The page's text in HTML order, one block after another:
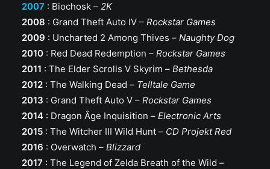
2007 : Biochosk – 2K
2008 : Grand Theft Auto IV – Rockstar Games
2009 : Uncharted 2 Among Thives – Naughty Dog
2010 : Red Dead Redemption – Rockstar Games
2011 : The Elder Scrolls V Skyrim – Bethesda
2012 : The Walking Dead – Telltale Game
2013 : Grand Theft Auto V – Rockstar Games
2014 : Dragon Âge Inquisition – Electronic Arts
2015 : The Witcher III Wild Hunt – CD Projekt Red
2016 : Overwatch – Blizzard
2017 : The Legend of Zelda Breath of the Wild –